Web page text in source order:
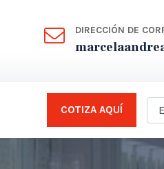
DIRECCIÓN DE
COTIZA AQUÍ